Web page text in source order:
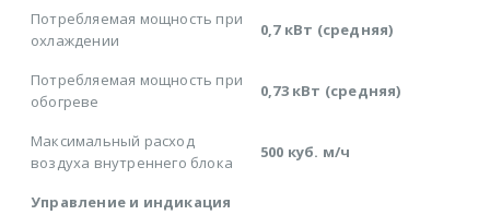
Потребляемая мощность при
охлаждении
0,7 кВт (средняя)
Потребляемая мощность при
обогреве
0,73 кВт (средняя)
Максимальный расход
воздуха внутреннего блока
500 куб. м/ч
Управление и индикация